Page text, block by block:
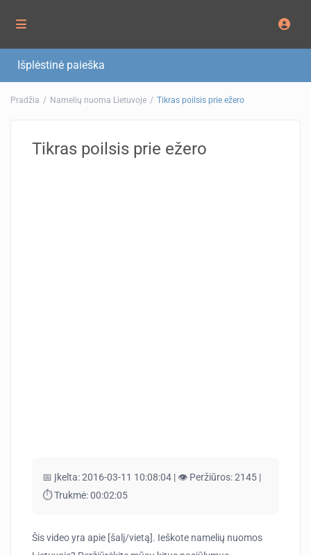
Išplėstinė paieška
Pradžia Namelių nuoma Lietuvoje Tikras poilsis prie ežero
Tikras poilsis prie ežero
📅 Įkelta:2016-03-11 10:08:04 | 👁️ Peržiūros:2145 |
⏱️ Trukmė:00:02:05
Šis video yra apie [šalį/vietą]. Ieškote namelių nuomos